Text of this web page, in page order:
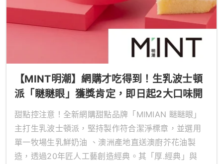
【MINT明潮】網購才吃得到！生乳波士頓
派「瞇瞇眼」獲獎肯定，即日起2大口味開
賣
甜點控注意！全新網購甜點品牌「MIMIAN 瞇瞇眼」
主打生乳波士頓派，堅持製作符合潔淨標章，並選用
單一牧場生乳鮮奶油 、澳洲產地直送澳廚芥花油製
造，透過20年匠人工藝創造經典。其「厚.經典」與